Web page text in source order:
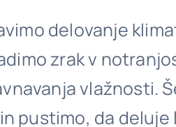
delovanje
zrak v
vlažnosti.
pustimo, da